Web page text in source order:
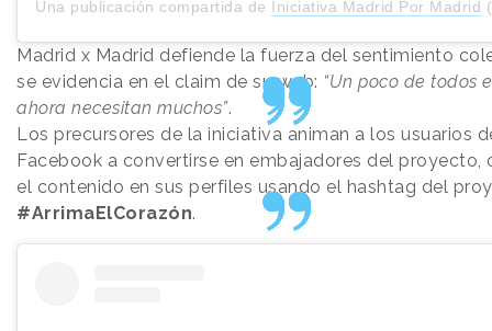
Una publicación compartida de Iniciativa Madrid Por Madrid
Madrid x Madrid defiende la fuerza del sentimiento
se evidencia en el claim de su web: “Un poco de todos
ahora necesitan muchos”.
Los precursores de la iniciativa animan a los usuarios
Facebook a convertirse en embajadores del proyecto,
el contenido en sus perfiles usando el hashtag del
#ArrimaElCorazón.